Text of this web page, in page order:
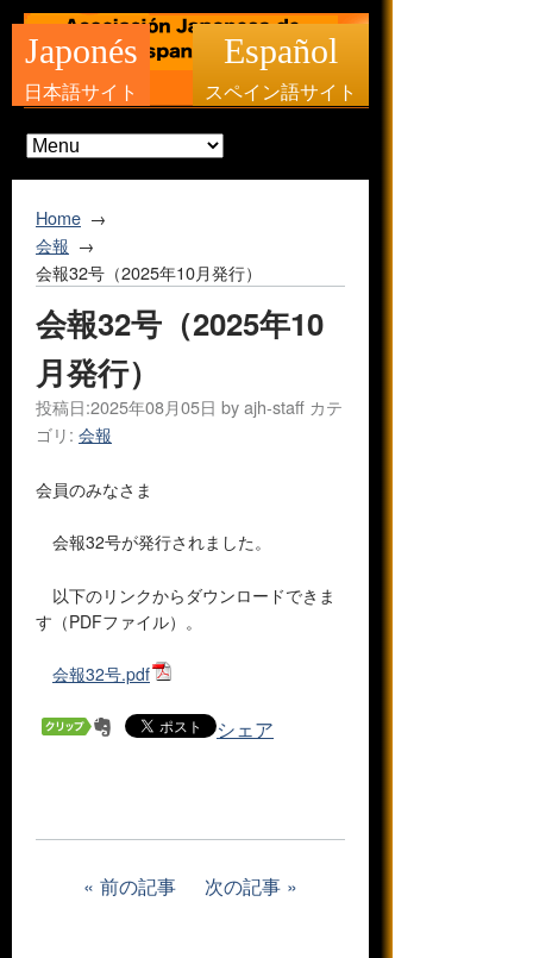
Japonés
日本語サイト
Español
スペイン語サイト
Home
会報
会報32号（2025年10月発行）
会報32号（2025年10
月発行）
投稿日:2025年08月05日 byajh-staff カテ
ゴリ: 会報
会員のみなさま
会報32号が発行されました。
以下のリンクからダウンロードできま
す（PDFファイル）。
会報32号.pdf
シェア
前の記事 次の記事